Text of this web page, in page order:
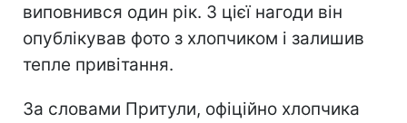
виповнився один рік. З цієї нагоди він
опублікував фото з хлопчиком і залишив
тепле привітання.
За словами Притули, офіційно хлопчика